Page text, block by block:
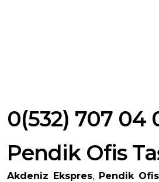
0(532) 707 04
Pendik Ofis
Akdeniz Ekspres, Pendik